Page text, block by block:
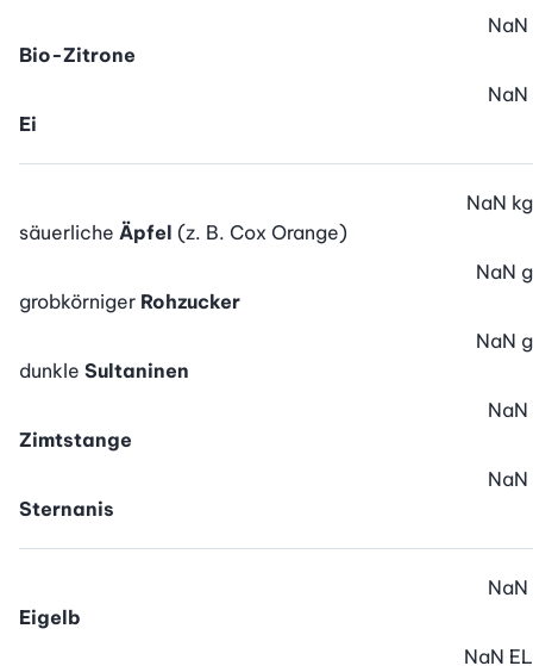
Bio-Zitrone
NaN
Ei
NaN
säuerliche Äpfel (z. B. Cox Orange)
NaN kg
grobkörniger Rohzucker
NaN g
dunkle Sultaninen
NaN g
Zimtstange
NaN
Sternanis
NaN
Eigelb
NaN
NaN EL